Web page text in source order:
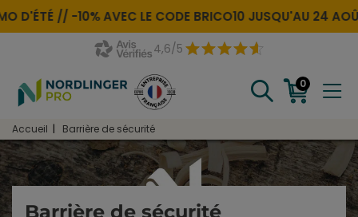
//-10% AVEC LE CODEBRICO10JUSQU'AU 24 AOÛT
4,6/5
0
Accueil Barrière de sécurité
Barrière de sécurité